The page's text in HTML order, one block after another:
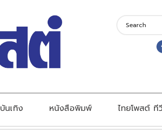
บันเทิง หนังสือพิมพ์ ไทยโพสต์ ที